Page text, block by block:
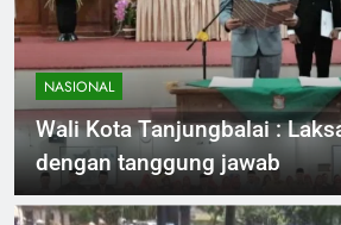
NASIONAL
Wali Kota Tanjungbalai :
dengan tanggung jawab